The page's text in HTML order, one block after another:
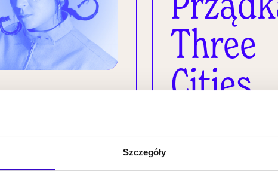
Szczegóły
Three
Cities